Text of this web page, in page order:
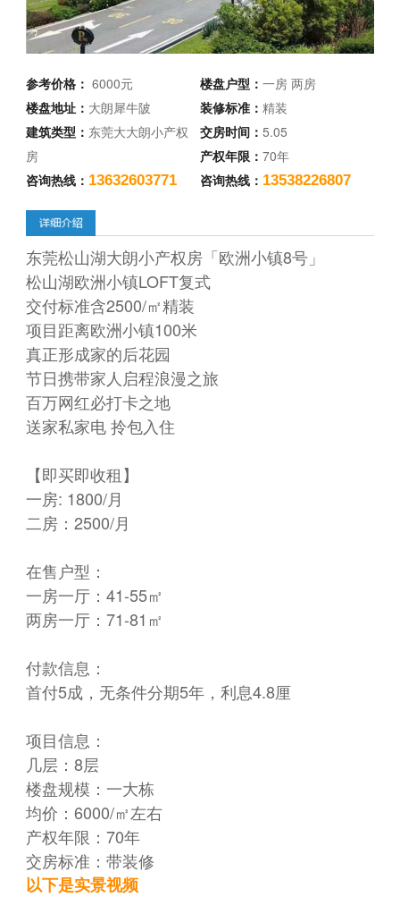
参考价格：6000元 楼盘户型： 一房 两房
楼盘地址： 大朗犀牛陂 装修标准： 精装
建筑类型： 东莞大大朗小产权
房
交房时间： 5.05
产权年限： 70年
咨询热线： 13632603771 咨询热线： 13538226807
东莞松山湖大朗小产权房「欧洲小镇8号」
松山湖欧洲小镇LOFT复式
交付标准含2500/㎡精装
项目距离欧洲小镇100米
真正形成家的后花园
节日携带家人启程浪漫之旅
百万网红必打卡之地
送家私家电 拎包入住
【即买即收租】
一房: 1800/月
二房：2500/月
在售户型：
一房一厅：41-55㎡
​两房一厅：71-81㎡
付款信息：
首付5成，无条件分期5年，利息4.8厘
项目信息：
几层：8层
楼盘规模：一大栋
均价：6000/㎡左右
产权年限：70年
交房标准：带装修
以下是实景视频